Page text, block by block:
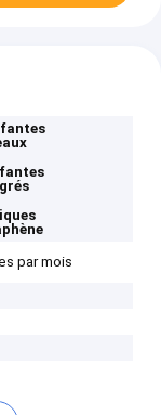
par mois